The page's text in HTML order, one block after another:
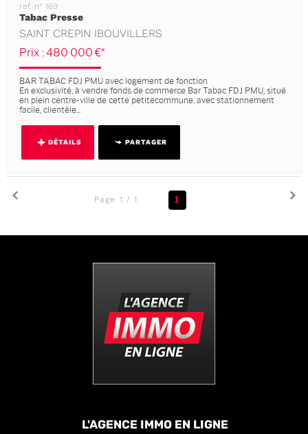
ref. n° 169
Tabac Presse
SAINT CREPIN IBOUVILLERS
Prix : 480 000 €*
BAR TABAC FDJ PMU avec logement de fonction
En exclusivité, à vendre fonds de commerce Bar Tabac FDJ PMU, situé
en plein centre-ville de cette petitecommune, avec stationnement
facile, clientèle...
DÉTAILS PARTAGER
Page 1 / 1 1
L'AGENCE IMMO EN LIGNE